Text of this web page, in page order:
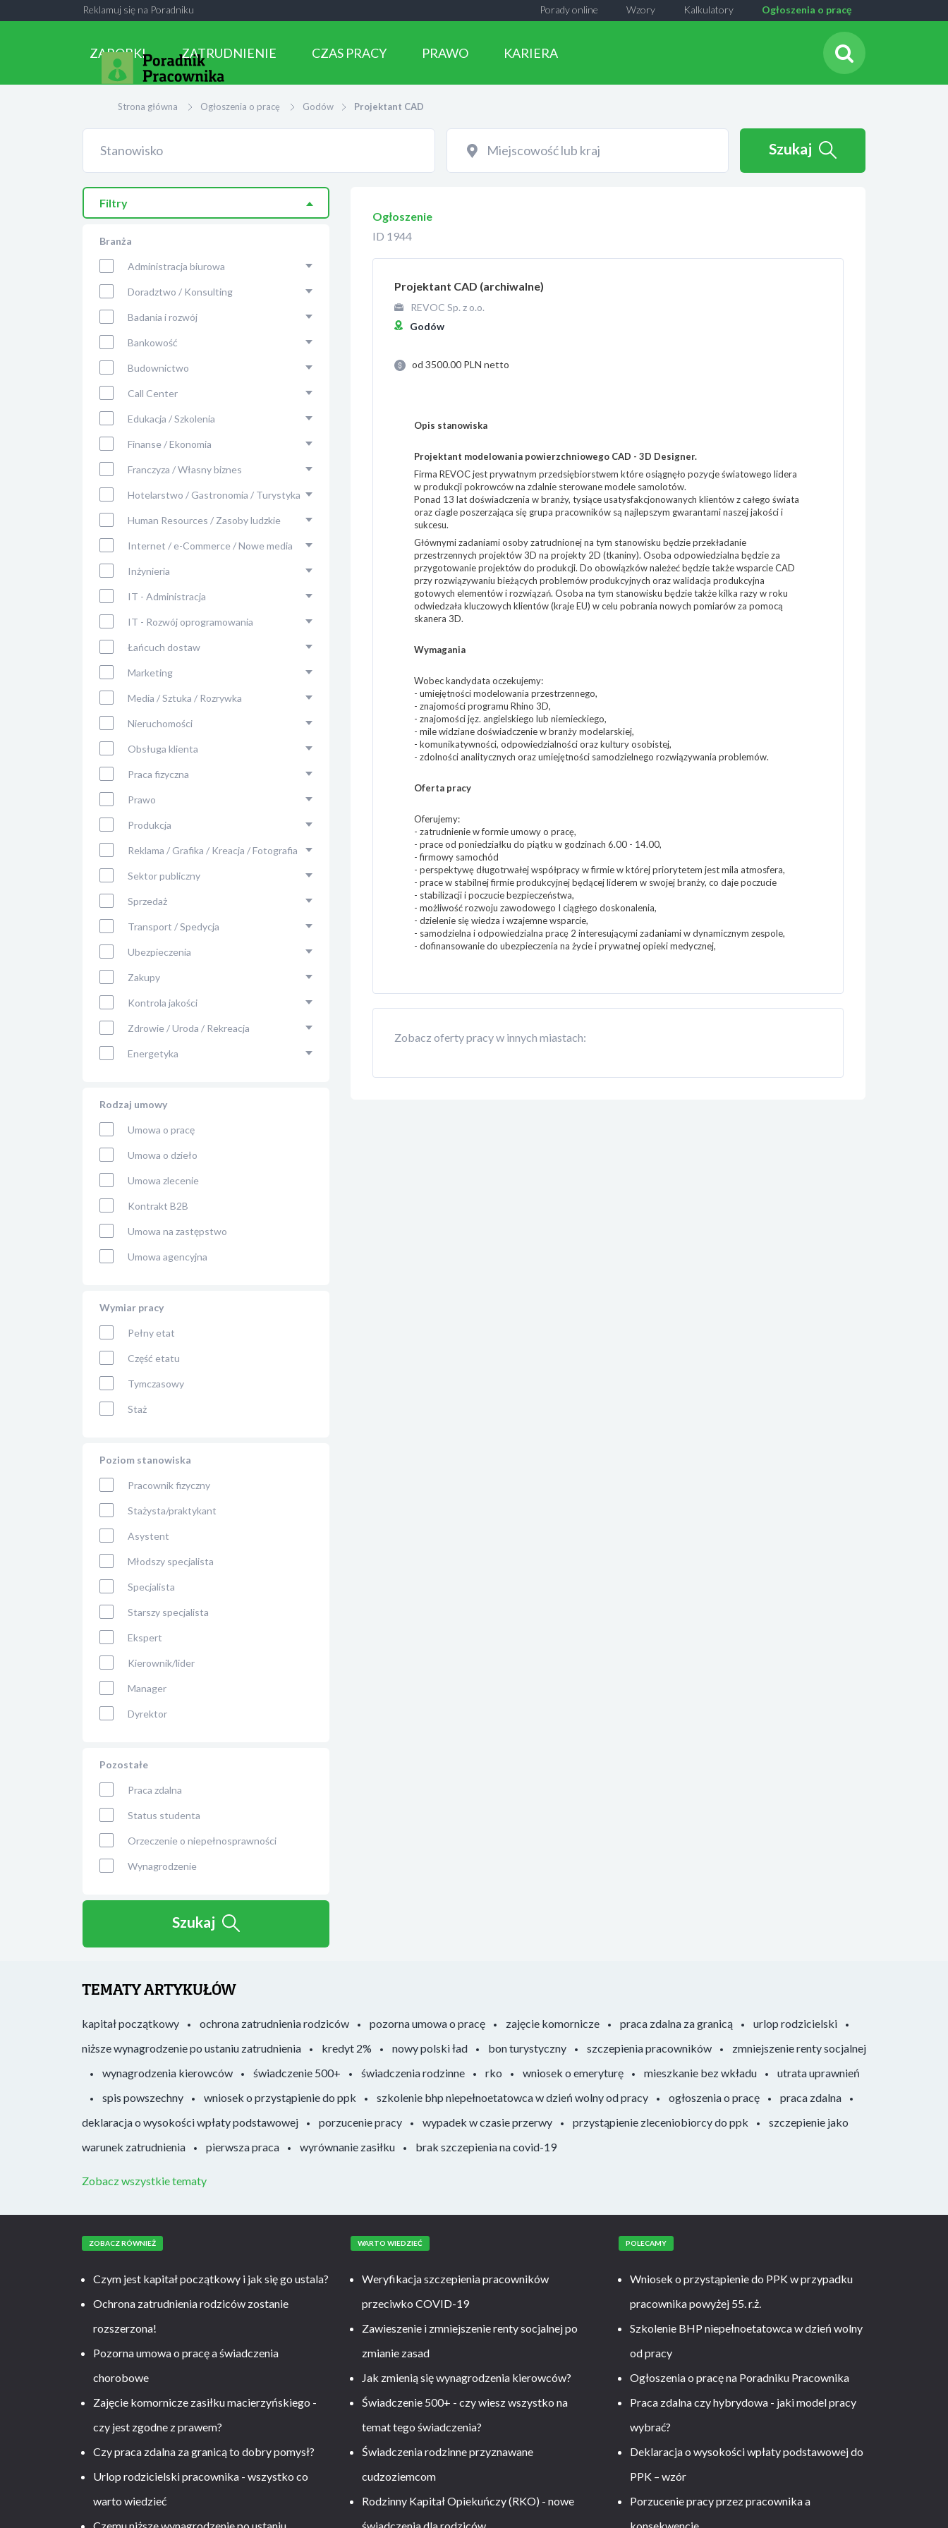
Reklamuj się na Poradniku Ogłoszenia o pracę
Kalkulatory
Wzory
Porady online
ZAROBKI ZATRUDNIENIE CZAS PRACY PRAWO KARIERA
Strona główna Ogłoszenia o pracę Godów Projektant CAD
Szukaj
Filtry
Branża
Administracja biurowa
Doradztwo / Konsulting
Badania i rozwój
Bankowość
Budownictwo
Call Center
Edukacja / Szkolenia
Finanse / Ekonomia
Franczyza / Własny biznes
Hotelarstwo / Gastronomia / Turystyka
Human Resources / Zasoby ludzkie
Internet / e-Commerce / Nowe media
Inżynieria
IT - Administracja
IT - Rozwój oprogramowania
Łańcuch dostaw
Marketing
Media / Sztuka / Rozrywka
Nieruchomości
Obsługa klienta
Praca fizyczna
Prawo
Produkcja
Reklama / Grafika / Kreacja / Fotografia
Sektor publiczny
Sprzedaż
Transport / Spedycja
Ubezpieczenia
Zakupy
Kontrola jakości
Zdrowie / Uroda / Rekreacja
Energetyka
Rodzaj umowy
Umowa o pracę
Umowa o dzieło
Umowa zlecenie
Kontrakt B2B
Umowa na zastępstwo
Umowa agencyjna
Wymiar pracy
Pełny etat
Część etatu
Tymczasowy
Staż
Poziom stanowiska
Pracownik fizyczny
Stażysta/praktykant
Asystent
Młodszy specjalista
Specjalista
Starszy specjalista
Ekspert
Kierownik/lider
Manager
Dyrektor
Pozostałe
Praca zdalna
Status studenta
Orzeczenie o niepełnosprawności
Wynagrodzenie
Szukaj
Ogłoszenie
ID 1944
Projektant CAD (archiwalne)
REVOC Sp. z o.o.
Godów
od 3500.00 PLN netto
Opis stanowiska
Projektant modelowania powierzchniowego CAD - 3D Designer.
Firma REVOC jest prywatnym przedsiębiorstwem które osiągnęło pozycje światowego lidera
w produkcji pokrowców na zdalnie sterowane modele samolotów.
Ponad 13 lat doświadczenia w branży, tysiące usatysfakcjonowanych klientów z całego świata
oraz ciagle poszerzająca się grupa pracowników są najlepszym gwarantami naszej jakości i
sukcesu.
Głównymi zadaniami osoby zatrudnionej na tym stanowisku będzie przekładanie
przestrzennych projektów 3D na projekty 2D (tkaniny). Osoba odpowiedzialna będzie za
przygotowanie projektów do produkcji. Do obowiązków należeć będzie także wsparcie CAD
przy rozwiązywaniu bieżących problemów produkcyjnych oraz walidacja produkcyjna
gotowych elementów i rozwiązań. Osoba na tym stanowisku będzie także kilka razy w roku
odwiedzała kluczowych klientów (kraje EU) w celu pobrania nowych pomiarów za pomocą
skanera 3D.
Wymagania
Wobec kandydata oczekujemy:
- umiejętności modelowania przestrzennego,
- znajomości programu Rhino 3D,
- znajomości jęz. angielskiego lub niemieckiego,
- mile widziane doświadczenie w branży modelarskiej,
- komunikatywności, odpowiedzialności oraz kultury osobistej,
- zdolności analitycznych oraz umiejętności samodzielnego rozwiązywania problemów.
Oferta pracy
Oferujemy:
- zatrudnienie w formie umowy o pracę,
- prace od poniedziałku do piątku w godzinach 6.00 - 14.00,
- firmowy samochód
- perspektywę długotrwałej współpracy w firmie w której priorytetem jest mila atmosfera,
- prace w stabilnej firmie produkcyjnej będącej liderem w swojej branży, co daje poczucie
- stabilizacji i poczucie bezpieczeństwa,
- możliwość rozwoju zawodowego I ciągłego doskonalenia,
- dzielenie się wiedza i wzajemne wsparcie,
- samodzielna i odpowiedzialna pracę 2 interesującymi zadaniami w dynamicznym zespole,
- dofinansowanie do ubezpieczenia na życie i prywatnej opieki medycznej,
Zobacz oferty pracy w innych miastach:
TEMATY ARTYKUŁÓW
kapitał początkowy ochrona zatrudnienia rodziców pozorna umowa o pracę zajęcie komornicze praca zdalna za granicą
urlop rodzicielski
niższe wynagrodzenie po ustaniu zatrudnienia
kredyt 2% nowy polski ład bon turystyczny szczepienia pracowników
zmniejszenie renty socjalnej
wynagrodzenia kierowców
świadczenie 500+ świadczenia rodzinne rko wniosek o emeryturę mieszkanie bez wkładu
utrata uprawnień
spis powszechny
wniosek o przystąpienie do ppk szkolenie bhp niepełnoetatowca w dzień wolny od pracy ogłoszenia o pracę
praca zdalna
deklaracja o wysokości wpłaty podstawowej
porzucenie pracy wypadek w czasie przerwy przystąpienie zleceniobiorcy do ppk
szczepienie jako
warunek zatrudnienia
pierwsza praca wyrównanie zasiłku brak szczepienia na covid-19
Zobacz wszystkie tematy
ZOBACZ RÓWNIEŻ
Czym jest kapitał początkowy i jak się go ustala?
Ochrona zatrudnienia rodziców zostanie
rozszerzona!
Pozorna umowa o pracę a świadczenia
chorobowe
Zajęcie komornicze zasiłku macierzyńskiego -
czy jest zgodne z prawem?
Czy praca zdalna za granicą to dobry pomysł?
Urlop rodzicielski pracownika - wszystko co
warto wiedzieć
WARTO WIEDZIEĆ
Weryfikacja szczepienia pracowników
przeciwko COVID-19
Zawieszenie i zmniejszenie renty socjalnej po
zmianie zasad
Jak zmienią się wynagrodzenia kierowców?
Świadczenie 500+ - czy wiesz wszystko na
temat tego świadczenia?
Świadczenia rodzinne przyznawane
cudzoziemcom
Rodzinny Kapitał Opiekuńczy (RKO) - nowe
POLECAMY
Wniosek o przystąpienie do PPK w przypadku
pracownika powyżej 55. r.ż.
Szkolenie BHP niepełnoetatowca w dzień wolny
od pracy
Ogłoszenia o pracę na Poradniku Pracownika
Praca zdalna czy hybrydowa - jaki model pracy
wybrać?
Deklaracja o wysokości wpłaty podstawowej do
PPK – wzór
Porzucenie pracy przez pracownika a